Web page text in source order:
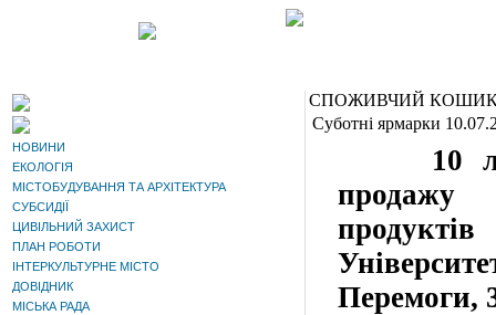
НОВИНИ
ЕКОЛОГІЯ
МІСТОБУДУВАННЯ ТА АРХІТЕКТУРА
СУБСИДІЇ
ЦИВІЛЬНИЙ ЗАХИСТ
ПЛАН РОБОТИ
ІНТЕРКУЛЬТУРНЕ МІСТО
ДОВІДНИК
МІСЬКА РАДА
СПОЖИВЧИЙ
Суботні ярмарки
10
продажу
продуктів
Перемоги,